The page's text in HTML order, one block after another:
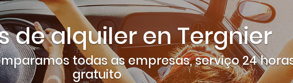
de alquiler en Tergnier
todas as empresas, serviço 24
gratuito